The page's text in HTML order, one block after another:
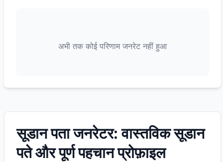
अभी तक कोई परिणाम जनरेट नहीं हुआ
सूडान पता जनरेटर: वास्तविक सूडान
पते और पूर्ण पहचान प्रोफ़ाइल